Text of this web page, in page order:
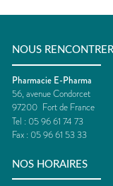
NOUS RENCONTRER
Pharmacie E-Pharma
56, avenue Condorcet
97200 Fort de France
Tel : 05 96 61 74 73
Fax : 05 96 61 53 33
NOS HORAIRES